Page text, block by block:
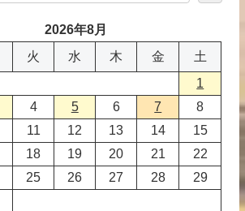
2026年8月
火 水 木 金
土
1
4 5 6 7
8
11 12 13 14
15
18 19 20 21
22
25 26 27 28
29